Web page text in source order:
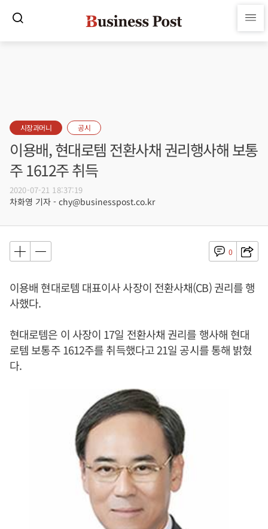
시장과머니 공시
이용배, 현대로템 전환사채 권리행사해 보통
주 1612주 취득
2020-07-21 18:37:19
차화영 기자 - chy@businesspost.co.kr
0
이용배 현대로템 대표이사 사장이 전환사채(CB) 권리를 행
사했다.
현대로템은 이 사장이 17일 전환사채 권리를 행사해 현대
로템 보통주 1612주를 취득했다고 21일 공시를 통해 밝혔
다.